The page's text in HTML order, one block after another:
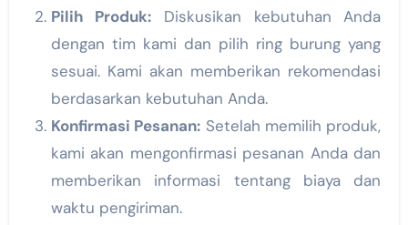
Pilih Produk: Diskusikan kebutuhan Anda
dengan tim kami dan pilih ring burung yang
sesuai. Kami akan memberikan rekomendasi
berdasarkan kebutuhan Anda.
Konfirmasi Pesanan: Setelah memilih produk,
kami akan mengonfirmasi pesanan Anda dan
memberikan informasi tentang biaya dan
waktu pengiriman.